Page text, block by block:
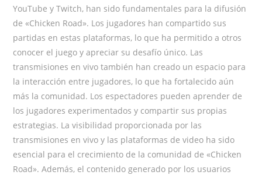
YouTube y Twitch, han sido fundamentales para la difusión
de «Chicken Road». Los jugadores han compartido sus
partidas en estas plataformas, lo que ha permitido a otros
conocer el juego y apreciar su desafío único. Las
transmisiones en vivo también han creado un espacio para
la interacción entre jugadores, lo que ha fortalecido aún
más la comunidad. Los espectadores pueden aprender de
los jugadores experimentados y compartir sus propias
estrategias. La visibilidad proporcionada por las
transmisiones en vivo y las plataformas de video ha sido
esencial para el crecimiento de la comunidad de «Chicken
Road». Además, el contenido generado por los usuarios